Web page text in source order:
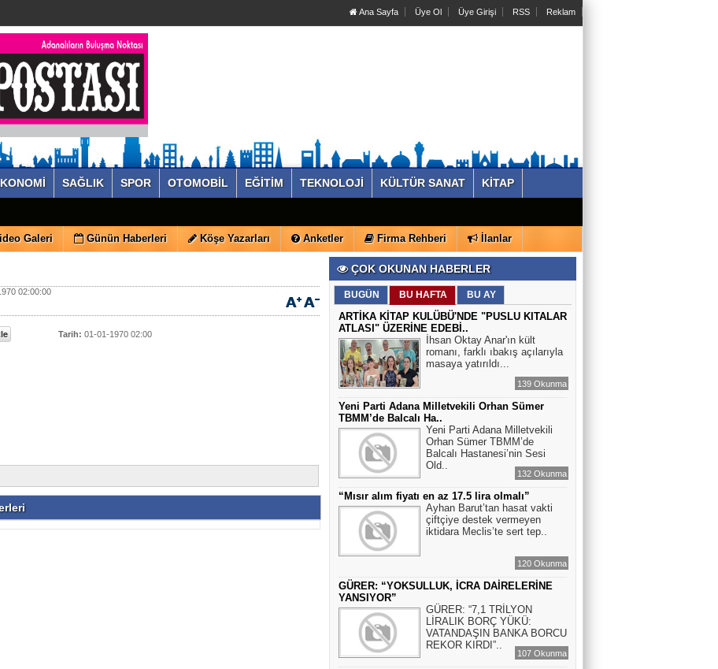
Ana Sayfa Üye Ol Üye Girişi RSS Reklam
SAĞLIK SPOR OTOMOBİL EĞİTİM TEKNOLOJİ KÜLTÜR SANAT KİTAP
Galeri Günün Haberleri Köşe Yazarları Anketler Firma Rehberi İlanlar
02:00:00
Tarih: 01-01-1970 02:00
ÇOK OKUNAN HABERLER
BUGÜN BU HAFTA BU AY
ARTİKA KİTAP KULÜBÜ'NDE "PUSLU KITALAR
ATLASI" ÜZERİNE EDEBİ..
İhsan Oktay Anar'ın kült
romanı, farklı ıbakış açılarıyla
masaya yatırıldı...
139 Okunma
Yeni Parti Adana Milletvekili Orhan Sümer
TBMM’de Balcalı Ha..
Yeni Parti Adana Milletvekili
Orhan Sümer TBMM’de
Balcalı Hastanesi’nin Sesi
Old..
132 Okunma
“Mısır alım fiyatı en az 17.5 lira olmalı”
Ayhan Barut’tan hasat vakti
çiftçiye destek vermeyen
iktidara Meclis’te sert tep..
120 Okunma
GÜRER: “YOKSULLUK, İCRA DAİRELERİNE
YANSIYOR”
GÜRER: “7,1 TRİLYON
LİRALIK BORÇ YÜKÜ:
VATANDAŞIN BANKA BORCU
REKOR KIRDI”..
107 Okunma